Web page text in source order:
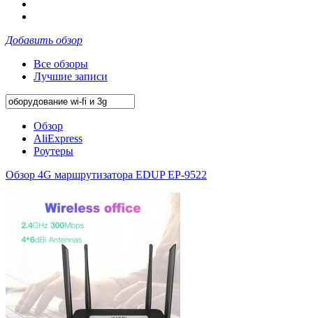
Добавить обзор
Все обзоры
Лучшие записи
Обзор
AliExpress
Роутеры
Обзор 4G маршрутизатора EDUP EP-9522